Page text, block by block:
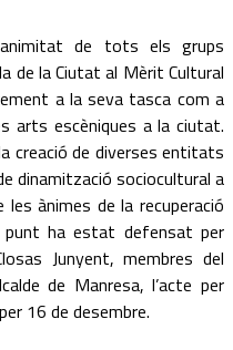
de tots els grups
de la Ciutat al Mèrit Cultural
a la seva tasca com a
arts escèniques a la ciutat.
creació de diverses entitats
dinamització sociocultural a
ànimes de la recuperació
punt ha estat defensat per
Junyent, membres del
de Manresa, l’acte per
16 de desembre.